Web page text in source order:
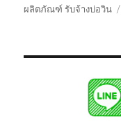
ผลิตภัณฑ์ รับจ้างบ่อวิน